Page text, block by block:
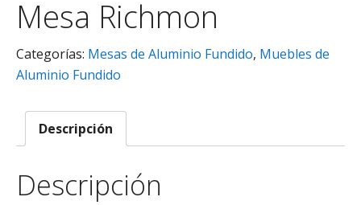
Mesa Richmon
Categorías: Mesas de Aluminio Fundido, Muebles de
Aluminio Fundido
Descripción
Descripción